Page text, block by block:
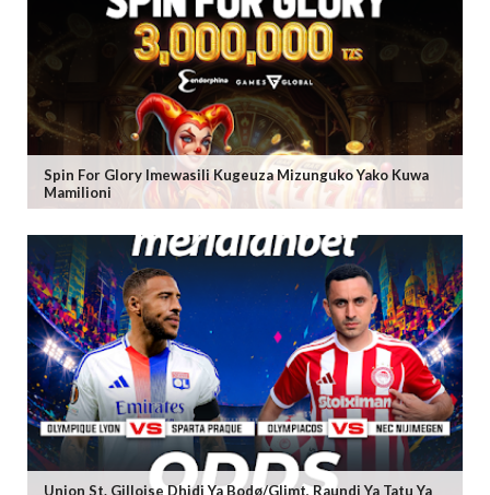
Spin For Glory Imewasili Kugeuza Mizunguko Yako Kuwa
Mamilioni
Union St. Gilloise Dhidi Ya Bodø/Glimt, Raundi Ya Tatu Ya